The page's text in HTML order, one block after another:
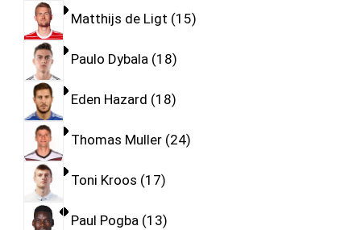
Matthijs de Ligt 15
Paulo Dybala 18
Eden Hazard 18
Thomas Muller 24
Toni Kroos 17
Paul Pogba 13